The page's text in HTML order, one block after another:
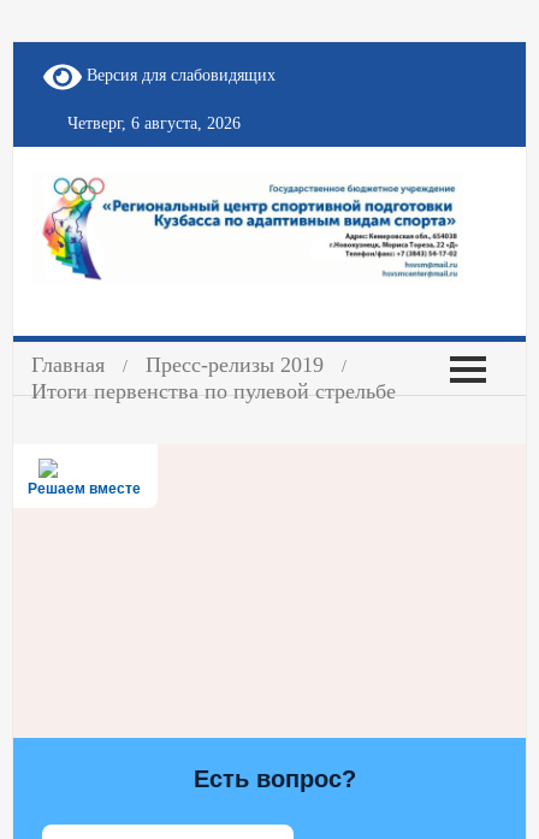
Версия для слабовидящих
Четверг, 6 августа, 2026
Главная
Пресс-релизы 2019
Итоги первенства по пулевой стрельбе
Решаем вместе
Есть вопрос?